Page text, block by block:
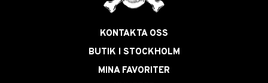
KONTAKTA OSS
BUTIK I STOCKHOLM
MINA FAVORITER